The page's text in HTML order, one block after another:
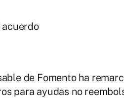
de Fomento ha
para ayudas no